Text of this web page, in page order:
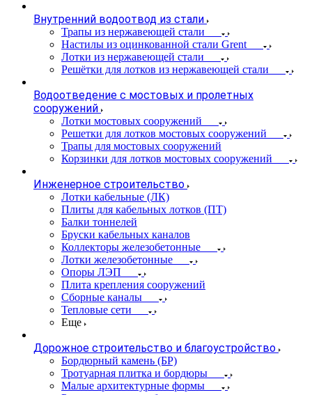
Внутренний водоотвод из стали
Трапы из нержавеющей стали
Настилы из оцинкованной стали Grent
Лотки из нержавеющей стали
Решётки для лотков из нержавеющей стали
Водоотведение с мостовых и пролетных
сооружений
Лотки мостовых сооружений
Решетки для лотков мостовых сооружений
Трапы для мостовых сооружений
Корзинки для лотков мостовых сооружений
Инженерное строительство
Лотки кабельные (ЛК)
Плиты для кабельных лотков (ПТ)
Балки тоннелей
Бруски кабельных каналов
Коллекторы железобетонные
Лотки железобетонные
Опоры ЛЭП
Плита крепления сооружений
Сборные каналы
Тепловые сети
Еще
Дорожное строительство и благоустройство
Бордюрный камень (БР)
Тротуарная плитка и бордюры
Малые архитектурные формы